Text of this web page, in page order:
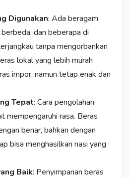
Digunakan: Ada beragam
dan beberapa di
tanpa mengorbankan
lokal yang lebih murah
impor, namun tetap enak dan
Tepat: Cara pengolahan
mempengaruhi rasa. Beras
benar, bahkan dengan
bisa menghasilkan nasi yang
Baik: Penyimpanan beras